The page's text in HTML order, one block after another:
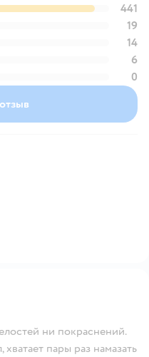
441
19
14
6
0
ни покраснений.
пары раз намазать